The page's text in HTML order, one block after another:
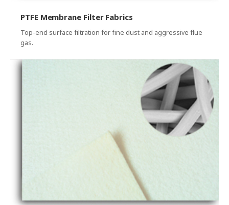
PTFE Membrane Filter Fabrics
Top-end surface filtration for fine dust and aggressive flue
gas.